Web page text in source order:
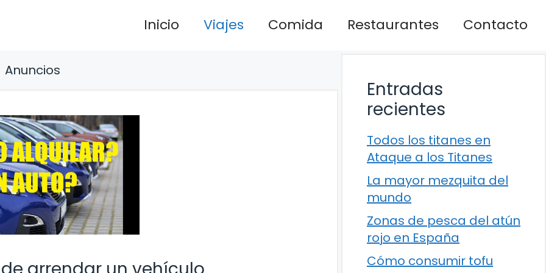
Inicio Viajes Comida Restaurantes Contacto
Anuncios
Entradas
recientes
Todos los titanes en
Ataque a los Titanes
La mayor mezquita del
mundo
Zonas de pesca del atún
rojo en España
Cómo consumir tofu